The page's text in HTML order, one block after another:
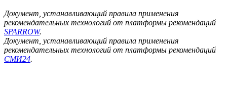
Документ, устанавливающий правила применения
рекомендательных технологий от платформы рекомендаций
SPARROW.
Документ, устанавливающий правила применения
рекомендательных технологий от платформы рекомендаций
СМИ24.